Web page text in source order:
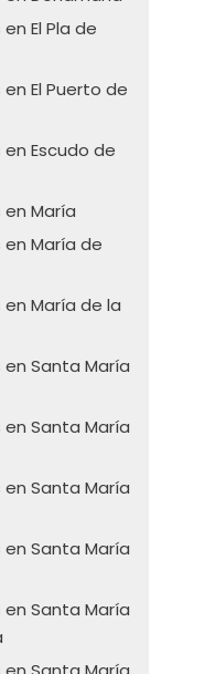
El Pla de
El Puerto de
Escudo de
María
María de
María de la
Santa María
Santa María
Santa María
Santa María
Santa María